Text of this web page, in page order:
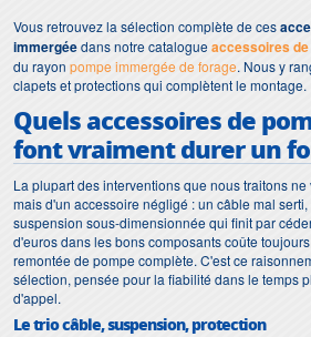
Vous retrouvez la sélection complète de ces
immergéedans notre catalogueaccessoires
du rayon pompe immergée de forage. Nous y
clapets et protections qui complètent le montage.
Quels accessoires de
font vraiment durer un
La plupart des interventions que nous traitons
mais d'un accessoire négligé : un câble mal
suspension sous-dimensionnée qui finit par
d'euros dans les bons composants coûte
remontée de pompe complète. C'est ce
sélection, pensée pour la fiabilité dans le temps
d'appel.
Le trio câble, suspension, protection